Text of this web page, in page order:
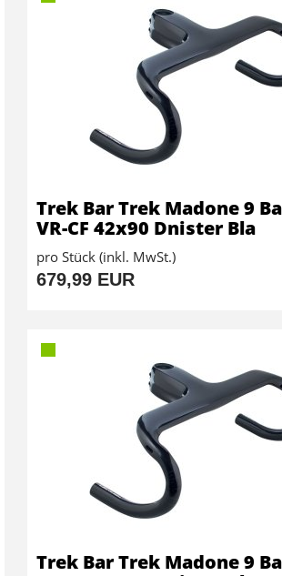
Trek Bar Trek Madone 9
VR-CF 42x90 Dnister Bla
pro Stück (inkl. MwSt.)
679,99 EUR
Trek Bar Trek Madone 9